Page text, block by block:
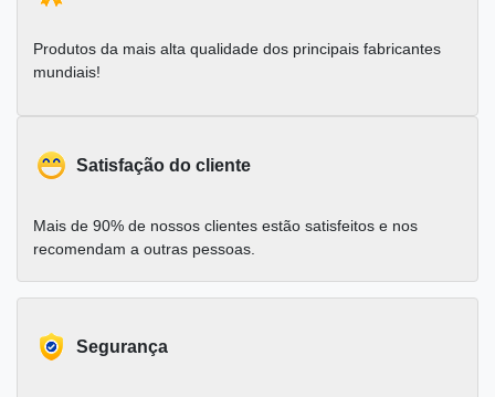
Produtos da mais alta qualidade dos principais fabricantes
mundiais!
Satisfação do cliente
Mais de 90% de nossos clientes estão satisfeitos e nos
recomendam a outras pessoas.
Segurança